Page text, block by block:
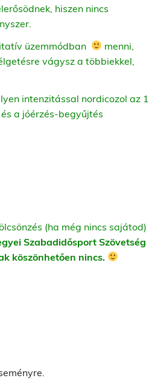
hiszen nincs
üzemmódban
menni,
vágysz a többiekkel,
intenzitással nordicozol az 1
a jóérzés-begyűjtés
(ha még nincs sajátod)
Szabadidősport Szövetség
köszönhetően nincs.